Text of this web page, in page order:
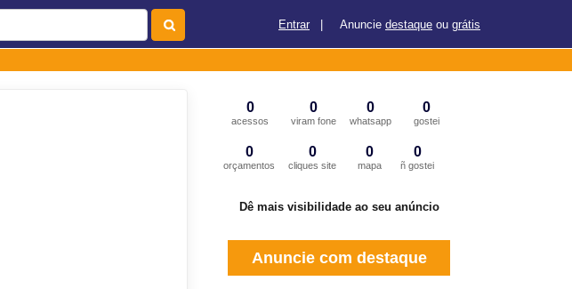
Entrar Anuncie destaque ou grátis
0
acessos
0
viram fone
0
whatsapp
0
gostei
0
orçamentos
0
cliques site
0
mapa
0
ñ gostei
Dê mais visibilidade ao seu anúncio
Anuncie com destaque